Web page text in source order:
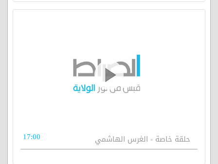
حلقة خاصة - الغرس الهاشمي 17:00